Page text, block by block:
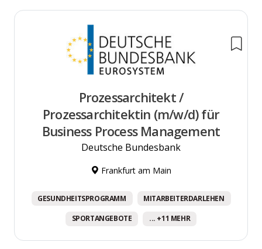
Prozessarchitekt /
Prozessarchitektin (m/w/d) für
Business Process Management
Deutsche Bundesbank
Frankfurt am Main
GESUNDHEITSPROGRAMM MITARBEITERDARLEHEN
SPORTANGEBOTE ... +11 MEHR